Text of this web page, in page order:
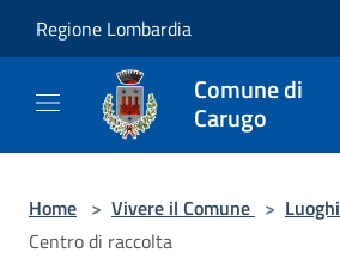
Regione Lombardia
Comune di
Carugo
Home > Vivere il Comune > Luoghi
Centro di raccolta